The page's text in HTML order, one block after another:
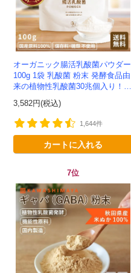
オーガニック腸活乳酸菌パウダー
100g 1袋 乳酸菌 粉末 発酵食品由
来の植物性乳酸菌30兆個入り！有
料】 *メ...
3,582円(税込)
1,644件
カートに入れる
7位